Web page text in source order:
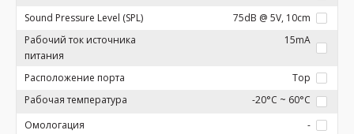
Sound Pressure Level (SPL)
75dB @ 5V, 10cm
Рабочий ток источника
питания
15mA
Расположение порта
Top
Рабочая температура
-20°C ~ 60°C
Омологация
-